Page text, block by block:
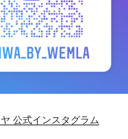
公式インスタグラム